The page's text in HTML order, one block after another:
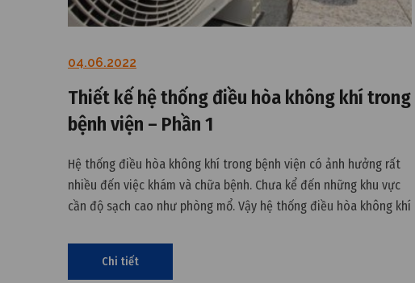
04.06.2022
Thiết kế hệ thống điều hòa không khí trong
bệnh viện – Phần 1
Hệ thống điều hòa không khí trong bệnh viện có ảnh hưởng rất
nhiều đến việc khám và chữa bệnh. Chưa kể đến những khu vực
cần độ sạch cao như phòng mổ. Vậy hệ thống điều hòa không khí
chuẩn
Chi tiết